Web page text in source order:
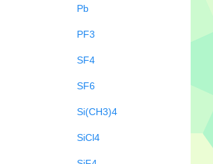
Pb
PF3
SF4
SF6
Si(CH3)4
SiCl4